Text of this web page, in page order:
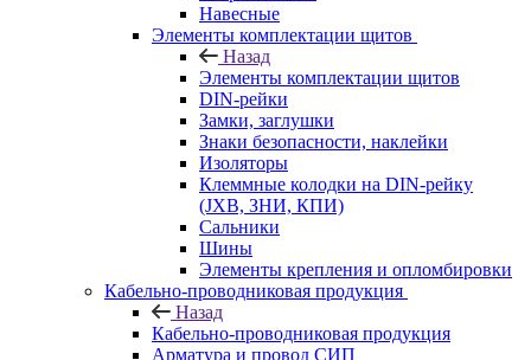
Навесные
Элементы комплектации щитов
Назад
Элементы комплектации щитов
DIN-рейки
Замки, заглушки
Знаки безопасности, наклейки
Изоляторы
Клеммные колодки на DIN-рейку
(JXB, ЗНИ, КПИ)
Сальники
Шины
Элементы крепления и опломбировки
Кабельно-проводниковая продукция
Назад
Кабельно-проводниковая продукция
Арматура и провод СИП